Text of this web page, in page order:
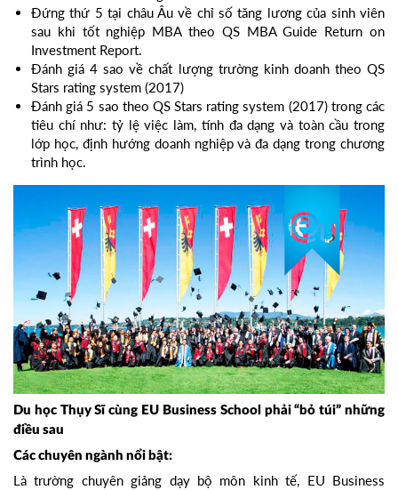
Đứng thứ 5 tại châu Âu về chỉ số tăng lương của sinh viên
sau khi tốt nghiệp MBA theo QS MBA Guide Return on
Investment Report.
Đánh giá 4 sao về chất lượng trường kinh doanh theo QS
Stars rating system (2017)
Đánh giá 5 sao theo QS Stars rating system (2017) trong các
tiêu chí như: tỷ lệ việc làm, tính đa dạng và toàn cầu trong
lớp học, định hướng doanh nghiệp và đa dạng trong chương
trình học.
Du học Thụy Sĩ cùng EU Business School phải “bỏ túi” những
điều sau
Các chuyên ngành nổi bật:
Là trường chuyên giảng dạy bộ môn kinh tế, EU Business